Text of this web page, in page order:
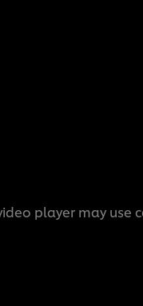
player may use